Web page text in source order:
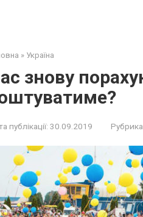
» Україна
знову
публікації: 30.09.2019